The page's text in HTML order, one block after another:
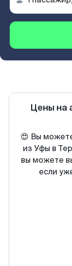
Цены на
😍 Вы
из Уфы в
вы можете
если